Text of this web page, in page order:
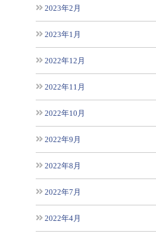
2023年2月
2023年1月
2022年12月
2022年11月
2022年10月
2022年9月
2022年8月
2022年7月
2022年4月